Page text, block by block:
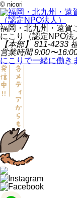
© nicori
福岡・北九州・遠賀
にこり（認定NPO法
【本部】 811-4233
営業時間 9:00〜
にこりで一緒に働き